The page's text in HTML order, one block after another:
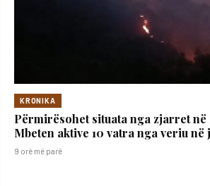
KRONIKA
Përmirësohet situata nga zjarret
Mbeten aktive 10 vatra nga veriu në
9 orë më parë